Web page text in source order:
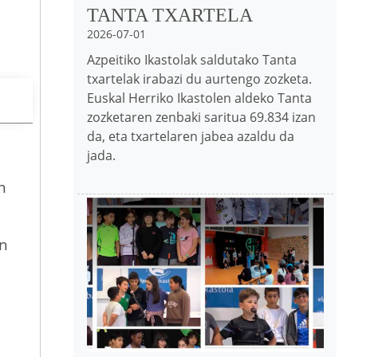
TANTA TXARTELA
2026-07-01
Azpeitiko Ikastolak saldutako Tanta
txartelak irabazi du aurtengo zozketa.
Euskal Herriko Ikastolen aldeko Tanta
zozketaren zenbaki saritua 69.834 izan
da, eta txartelaren jabea azaldu da
jada.
Irudia